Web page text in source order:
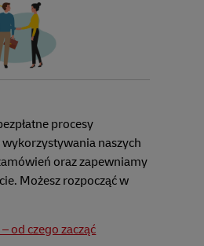
procesy
naszych
oraz zapewniamy
Możesz rozpocząć w
od czego zacząć